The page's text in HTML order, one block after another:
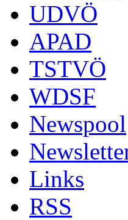
UDVÖ
APAD
TSTVÖ
WDSF
Newspool
Links
RSS